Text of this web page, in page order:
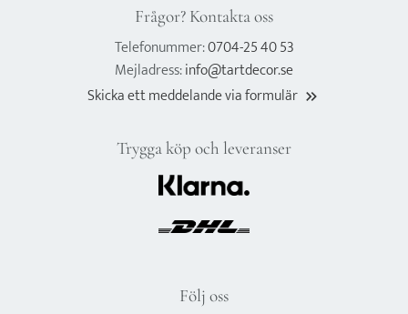
Frågor? Kontakta oss
Telefonummer:0704-25 40 53
Mejladress:info@tartdecor.se
Skicka ett meddelande via formulär keyboard_double_arrow_right
Trygga köp och leveranser
Följ oss